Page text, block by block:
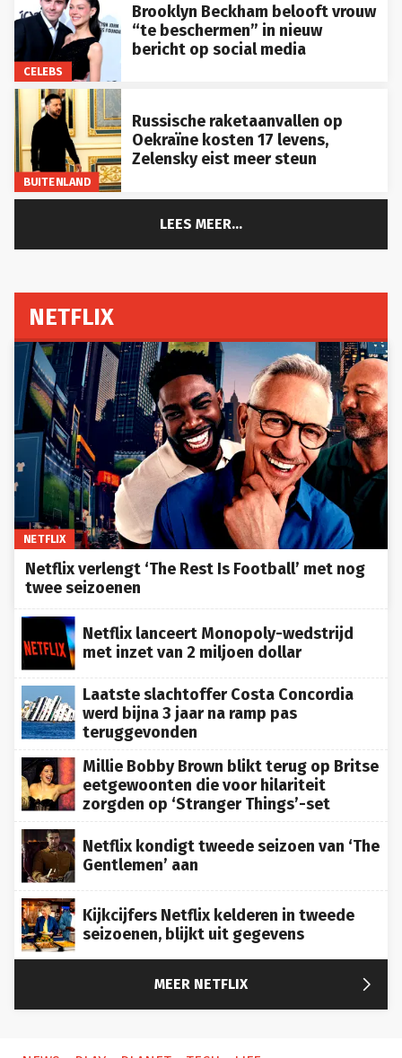
CELEBS
Brooklyn Beckham belooft vrouw
“te beschermen” in nieuw
bericht op social media
BUITENLAND
Russische raketaanvallen op
Oekraïne kosten 17 levens,
Zelensky eist meer steun
LEES MEER...
NETFLIX
NETFLIX
Netflix verlengt ‘The Rest Is Football’ met nog
twee seizoenen
Netflix lanceert Monopoly-wedstrijd
met inzet van 2 miljoen dollar
Laatste slachtoffer Costa Concordia
werd bijna 3 jaar na ramp pas
teruggevonden
Millie Bobby Brown blikt terug op Britse
eetgewoonten die voor hilariteit
zorgden op ‘Stranger Things’-set
Netflix kondigt tweede seizoen van ‘The
Gentlemen’ aan
Kijkcijfers Netflix kelderen in tweede
seizoenen, blijkt uit gegevens
MEER NETFLIX 